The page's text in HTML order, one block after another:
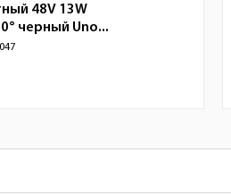
48V 13W
черный Uno...